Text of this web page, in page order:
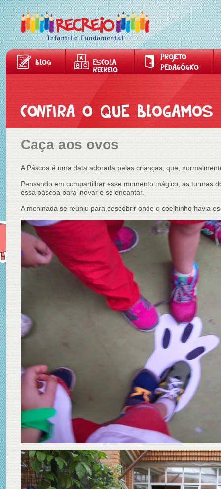
BLOG ESCOLA
RECREIO
PROJETO
PEDAGÓGICO
Caça aos ovos
A Páscoa é uma data adorada pelas crianças, que,
Pensando em compartilhar esse momento mágico, as turmas
essa páscoa para inovar e se encantar.
A meninada se reuniu para descobrir onde o coelhinho havia